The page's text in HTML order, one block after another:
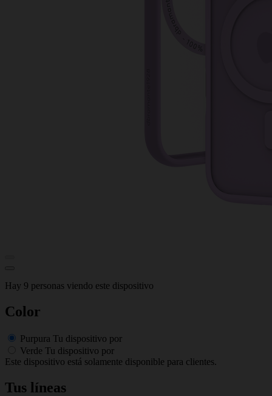
Hay 9 personas viendo este dispositivo
Color
Purpura Tu dispositivo por
Verde Tu dispositivo por
Este dispositivo está solamente disponible para clientes.
Tus líneas